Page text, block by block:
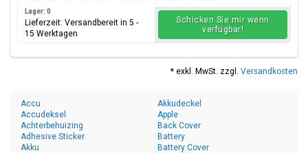
Lager: 0
Lieferzeit: Versandbereit in 5 -
15 Werktagen
Schicken Sie mir wenn
verfügbar!
* exkl. MwSt. zzgl. Versandkosten
Accu
Accudeksel
Achterbehuizing
Adhesive Sticker
Akku
Akkudeckel
Apple
Back Cover
Battery
Battery Cover